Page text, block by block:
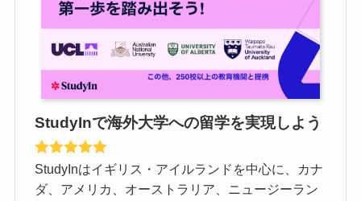
StudyInで海外大学への留学を実現しよう
StudyInはイギリス・アイルランドを中心に、カナ
ダ、アメリカ、オーストラリア、ニュージーラン